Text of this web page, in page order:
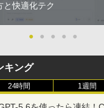
と快適化テク
● ● ● ● ●
キング
24時間 1週間